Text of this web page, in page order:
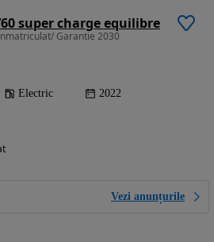
super charge equilibre
Garantie 2030
Electric 2022
Vezi anunțurile